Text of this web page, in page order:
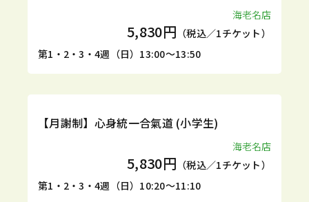
海老名店
5,830円 （税込／1チケット）
第1・2・3・4週（日）13:00～13:50
定期 体験
【月謝制】心身統一合氣道 (小学生)
海老名店
5,830円 （税込／1チケット）
第1・2・3・4週（日）10:20～11:10